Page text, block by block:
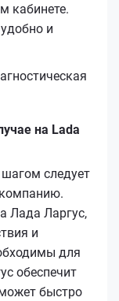
кабинете.
и
на Lada
следует
Лада Ларгус,
и
для
обеспечит
быстро